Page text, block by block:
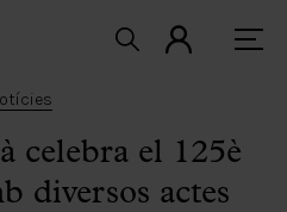
celebra el 125è
diversos actes